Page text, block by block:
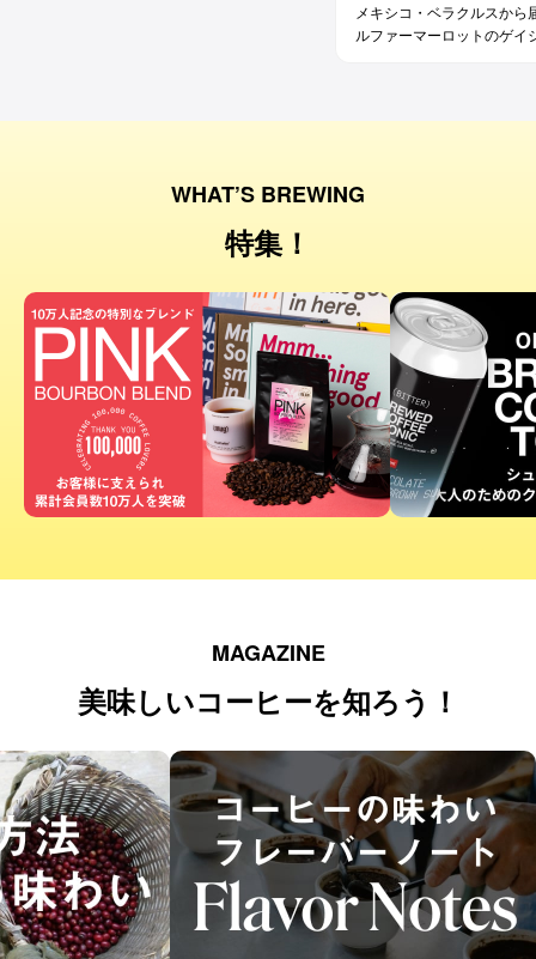
メキシコ・ベラクルスから
ルファーマーロットのゲイ
WHAT’S BREWING
特集！
MAGAZINE
美味しいコーヒーを知ろう！